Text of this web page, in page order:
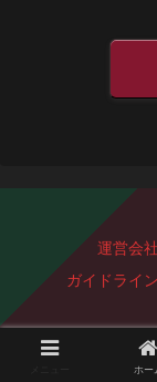
運営会社
ガイドライ
Copyright © 2023-
ホー